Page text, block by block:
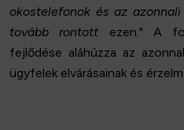
okostelefonok és az
tovább rontott ezen." A
fejlődése aláhúzza az
ügyfelek elvárásainak és